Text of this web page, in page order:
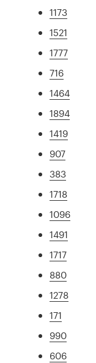
1173
1521
1777
716
1464
1894
1419
907
383
1718
1096
1491
1717
880
1278
171
990
606